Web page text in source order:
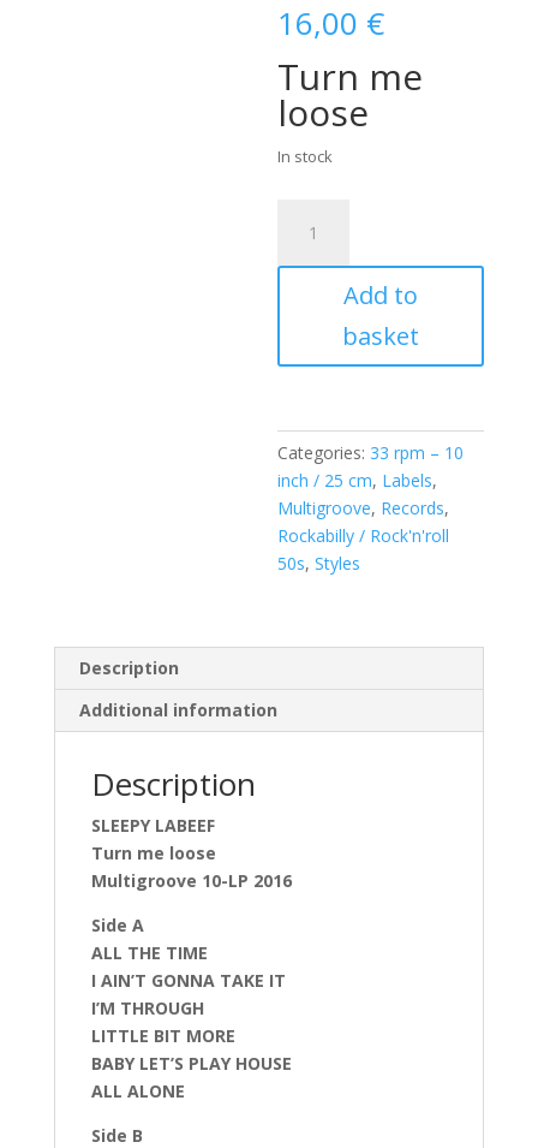
16,00 €
Turn me
loose
In stock
Labeef
(
)
quantity
Add to
basket
Categories: 33 rpm – 10
inch / 25 cm, Labels,
Multigroove, Records,
Rockabilly / Rock'n'roll
50s,Styles
Description
Additional information
Description
SLEEPY LABEEF
Turn me loose
Multigroove 10-LP 2016
Side A
ALL THE TIME
I AIN’T GONNA TAKE IT
I’M THROUGH
LITTLE BIT MORE
BABY LET’S PLAY HOUSE
ALL ALONE
Side B